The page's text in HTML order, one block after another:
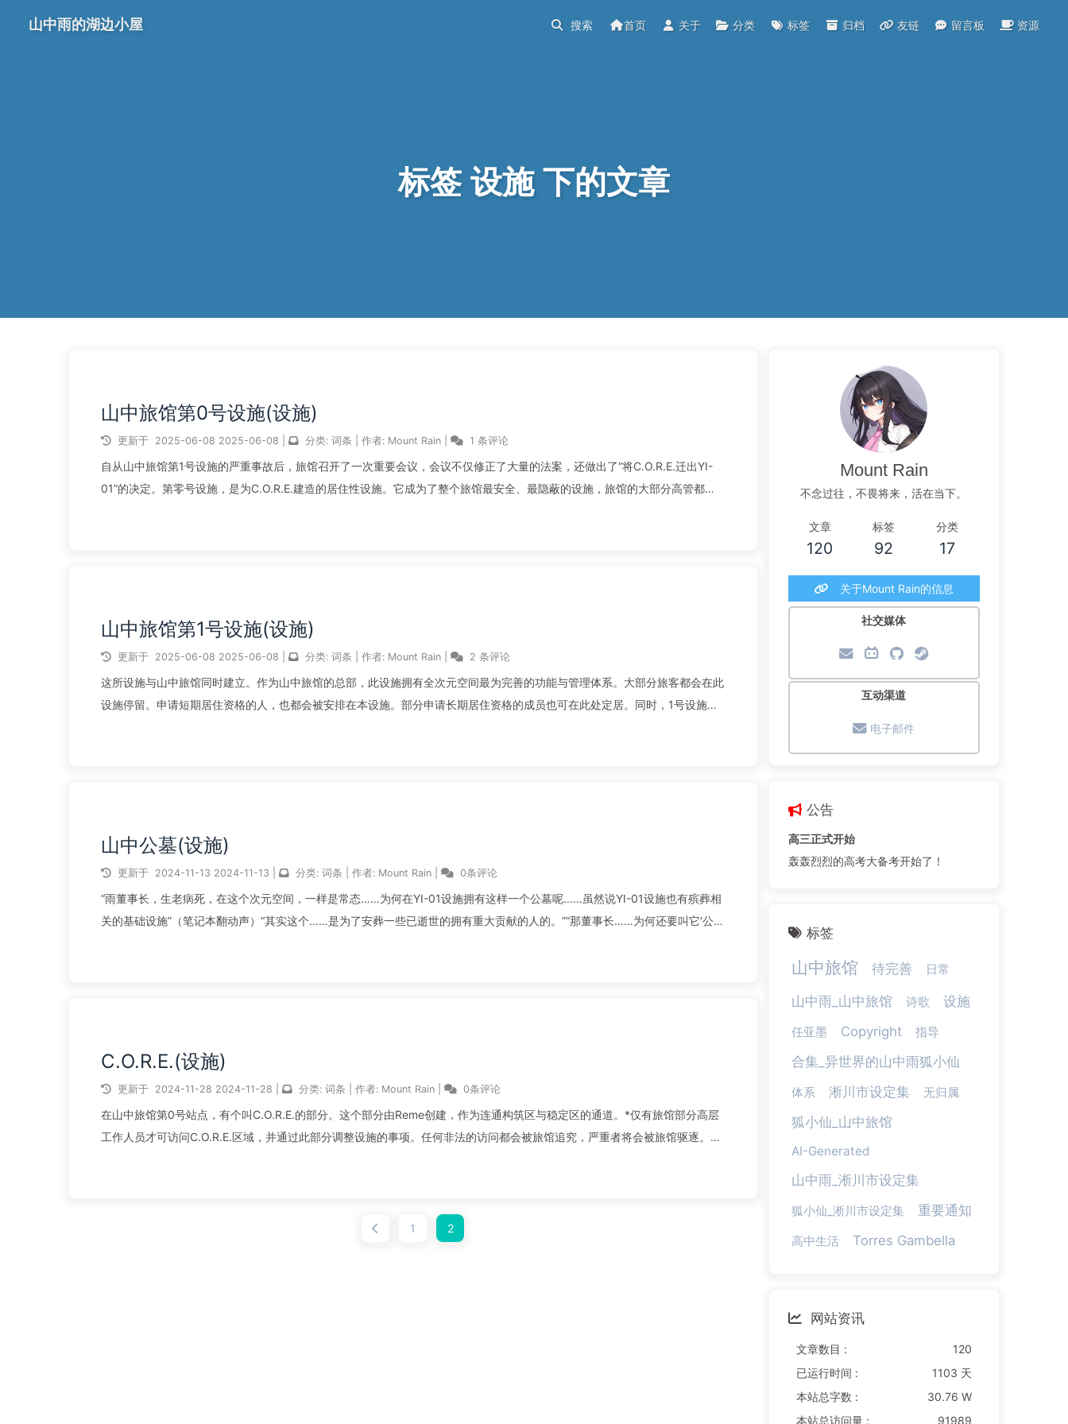
标签 设施 下的文章
山中雨的湖边小屋 首页 关于 分类 标签 归档 友链 留言板 资源
山中旅馆第0号设施(设施)
更新于 2025-06-08 2025-06-08 分类: 词条 作者: Mount Rain 1 条评论
自从山中旅馆第1号设施的严重事故后，旅馆召开了一次重要会议，会议不仅修正了大量的法案，还做出了“将C.O.R.E.迁出YI-
01”的决定。第零号设施，是为C.O.R.E.建造的居住性设施。它成为了整个旅馆最安全、最隐蔽的设施，旅馆的大部分高管都生
山中旅馆第1号设施(设施)
更新于 2025-06-08 2025-06-08 分类: 词条 作者: Mount Rain 2 条评论
这所设施与山中旅馆同时建立。作为山中旅馆的总部，此设施拥有全次元空间最为完善的功能与管理体系。大部分旅客都会在此
设施停留。申请短期居住资格的人，也都会被安排在本设施。部分申请长期居住资格的成员也可在此处定居。同时，1号设施作
山中公墓(设施)
更新于 2024-11-13 2024-11-13 分类: 词条 作者: Mount Rain 0条评论
“雨董事长，生老病死，在这个次元空间，一样是常态……为何在YI-01设施拥有这样一个公墓呢……虽然说YI-01设施也有殡葬相
关的基础设施”（笔记本翻动声）“其实这个……是为了安葬一些已逝世的拥有重大贡献的人的。”“那董事长……为何还要叫它‘公
C.O.R.E.(设施)
更新于 2024-11-28 2024-11-28 分类: 词条 作者: Mount Rain 0条评论
在山中旅馆第0号站点，有个叫C.O.R.E.的部分。这个部分由Reme创建，作为连通构筑区与稳定区的通道。*仅有旅馆部分高层
工作人员才可访问C.O.R.E.区域，并通过此部分调整设施的事项。任何非法的访问都会被旅馆追究，严重者将会被旅馆驱逐。由
1
2
Mount Rain
不念过往，不畏将来，活在当下。
文章
120
标签
92
分类
17
关于Mount Rain的信息
社交媒体
互动渠道
电子邮件
公告
高三正式开始
轰轰烈烈的高考大备考开始了！
标签
山中旅馆 待完善 日常
山中雨_山中旅馆 诗歌 设施
任亚墨 Copyright 指导
合集_异世界的山中雨狐小仙
体系 淅川市设定集 无归属
狐小仙_山中旅馆
AI-Generated
山中雨_淅川市设定集
狐小仙_淅川市设定集 重要通知
高中生活 Torres Gambella
网站资讯
文章数目 :
120
已运行时间 :
1103 天
本站总字数 :
30.76 W
本站总访问量 :
91989